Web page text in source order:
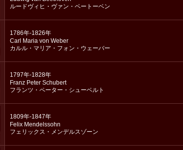
ルードヴィヒ・ヴァン・ベートーベン
1786年-1826年
Carl Maria von Weber
カルル・マリア・フォン・ウェーバー
1797年-1828年
Franz Peter Schubert
フランツ・ペーター・シューベルト
1809年-1847年
Felix Mendelssohn
フェリックス・メンデルスゾーン